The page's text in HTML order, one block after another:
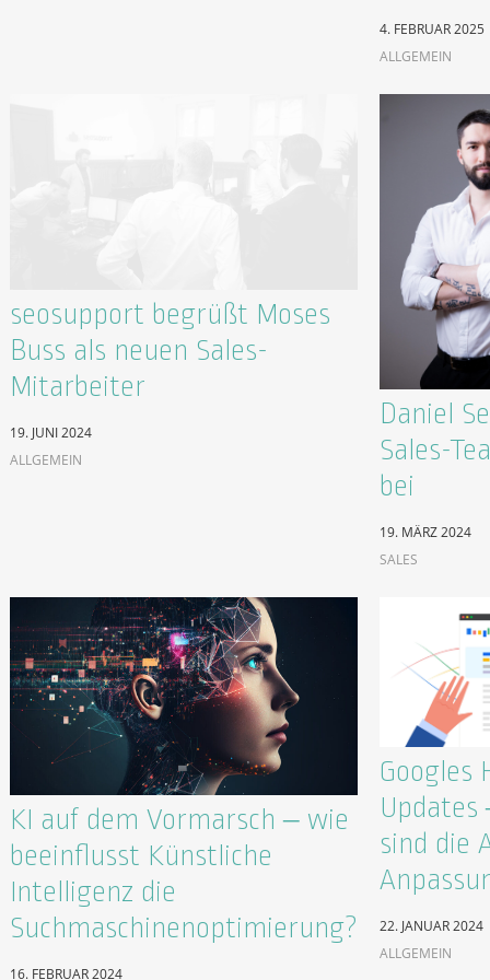
4. FEBRUAR 2025
ALLGEMEIN
seosupport begrüßt Moses
Buss als neuen Sales-
Mitarbeiter
19. JUNI 2024
ALLGEMEIN
Daniel
Sales-
bei
19. MÄRZ 2024
SALES
KI auf dem Vormarsch – wie
beeinflusst Künstliche
Intelligenz die
Suchmaschinenoptimierung?
16. FEBRUAR 2024
Googles
sind die
22. JANUAR 2024
ALLGEMEIN